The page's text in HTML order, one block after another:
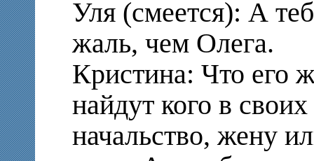
Уля (смеется): А
жаль, чем Олега.
Кристина: Что его
найдут кого в
начальство, жену